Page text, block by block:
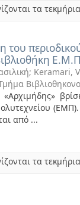
τα
του
; Keramari,
«Αρχιμήδης»
από ...
τα